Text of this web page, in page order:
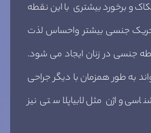
و برخورد بیشتری با این نقطه
جنسی بیشتر واحساس لذت
جنسی در زنان ایجاد می شود.
به طور همزمان با دیگر جراحی
واژن مثل لابیاپلاستی نیز